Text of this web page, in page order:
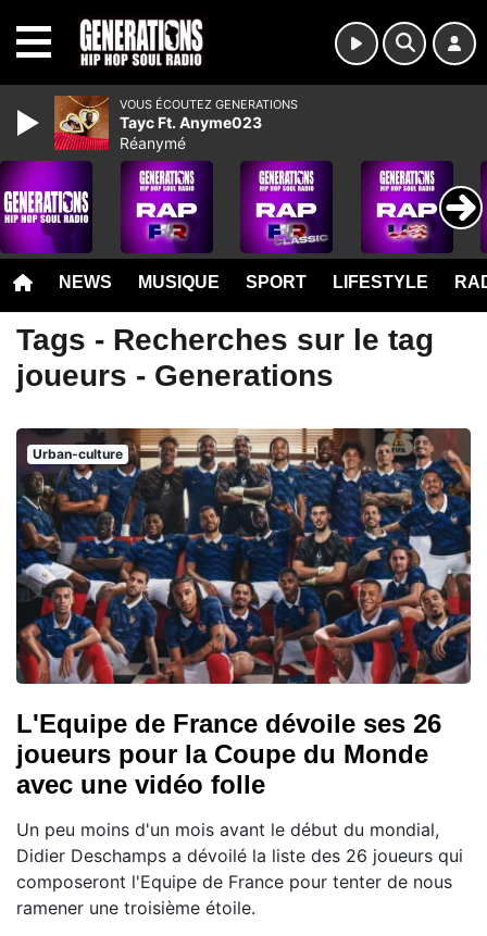
NEWS MUSIQUE SPORT LIFESTYLE
Tags - Recherches sur le tag
joueurs - Generations
Urban-culture
L'Equipe de France dévoile ses 26
joueurs pour la Coupe du Monde
avec une vidéo folle
Un peu moins d'un mois avant le début du mondial,
Didier Deschamps a dévoilé la liste des 26 joueurs qui
composeront l'Equipe de France pour tenter de nous
ramener une troisième étoile.
VOUS ÉCOUTEZ GENERATIONS
Tayc Ft. Anyme023
Réanymé